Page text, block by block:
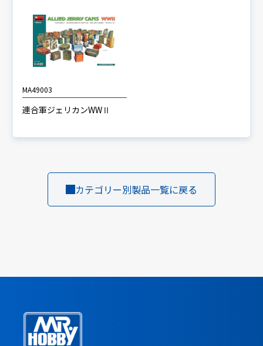
MA49003
連合軍ジェリカンWWⅡ
カテゴリー別製品一覧に戻る